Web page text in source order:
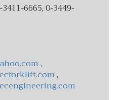
6665, 0-3449-
,
,